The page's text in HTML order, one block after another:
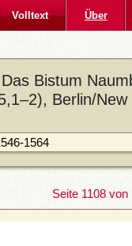
Volltext Über
Bistum
Berlin/New
Seite 1108 von